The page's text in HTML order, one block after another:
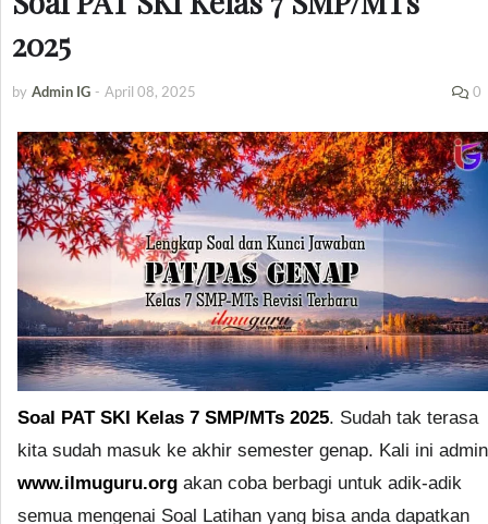
2025
by Admin IG - April 08, 2025 0
Soal PAT SKI Kelas 7 SMP/MTs 2025. Sudah tak terasa
kita sudah masuk ke akhir semester genap. Kali ini admin
www.ilmuguru.org akan coba berbagi untuk adik-adik
semua mengenai Soal Latihan yang bisa anda dapatkan